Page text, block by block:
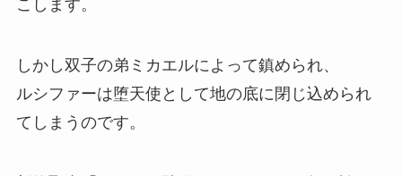
こします。
しかし双子の弟ミカエルによって鎮められ、
ルシファーは堕天使として地の底に閉じ込められ
てしまうのです。